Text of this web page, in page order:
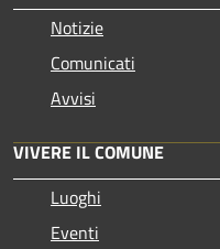
Notizie
Comunicati
Avvisi
VIVERE IL COMUNE
Luoghi
Eventi